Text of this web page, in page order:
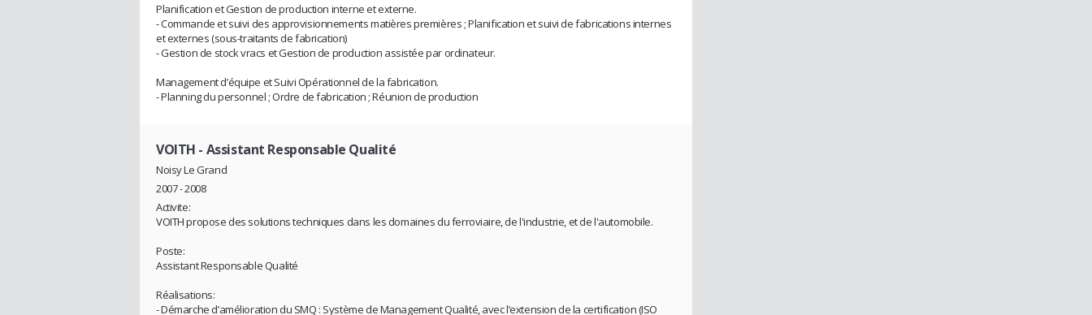
Planification et Gestion de production interne et externe.
- Commande et suivi des approvisionnements matières premières ; Planification et suivi de fabrications internes
et externes (sous-traitants de fabrication)
- Gestion de stock vracs et Gestion de production assistée par ordinateur.
Management d’équipe et Suivi Opérationnel de la fabrication.
- Planning du personnel ; Ordre de fabrication ; Réunion de production
VOITH - Assistant Responsable Qualité
Noisy Le Grand
2007 - 2008
Activite:
VOITH propose des solutions techniques dans les domaines du ferroviaire, de l'industrie, et de l'automobile.
Poste:
Assistant Responsable Qualité
Réalisations:
- Démarche d’amélioration du SMQ : Système de Management Qualité, avec l’extension de la certification (ISO